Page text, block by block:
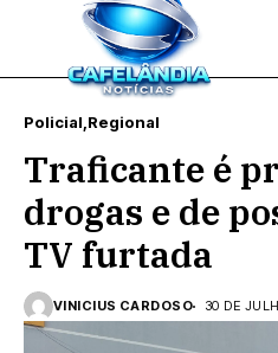
Policial Regional
Traficante é
drogas e de
TV furtada
VINICIUS CARDOSO 30 DE